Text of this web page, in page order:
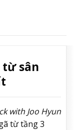
sân
with Joo Hyun
từ tầng 3